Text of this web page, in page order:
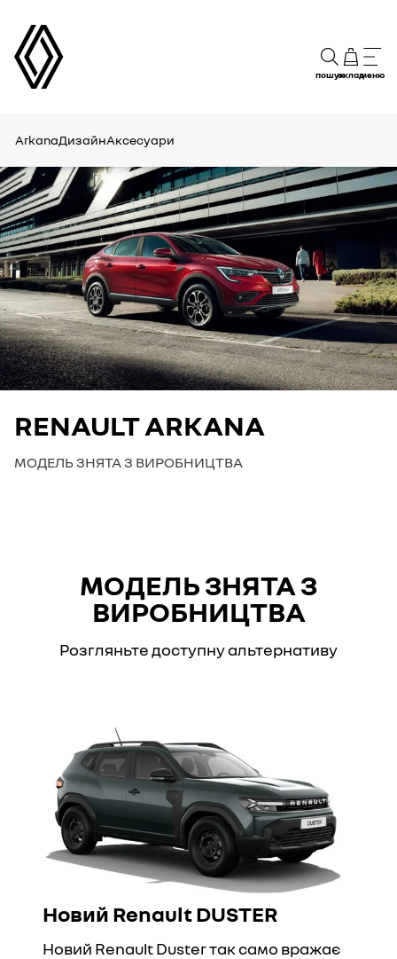
пошукскладменю
ArkanaДизайнАксесуари
RENAULT ARKANA
МОДЕЛЬ ЗНЯТА З ВИРОБНИЦТВА
МОДЕЛЬ ЗНЯТА З
ВИРОБНИЦТВА
Розгляньте доступну альтернативу
Новий Renault DUSTER
Новий Renault Duster так само вражає